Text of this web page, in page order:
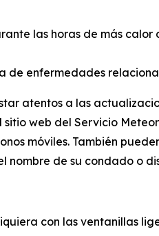
las horas de más calor
de enfermedades
atentos a las
web del Servicio
móviles. También
de su condado o
con las ventanillas